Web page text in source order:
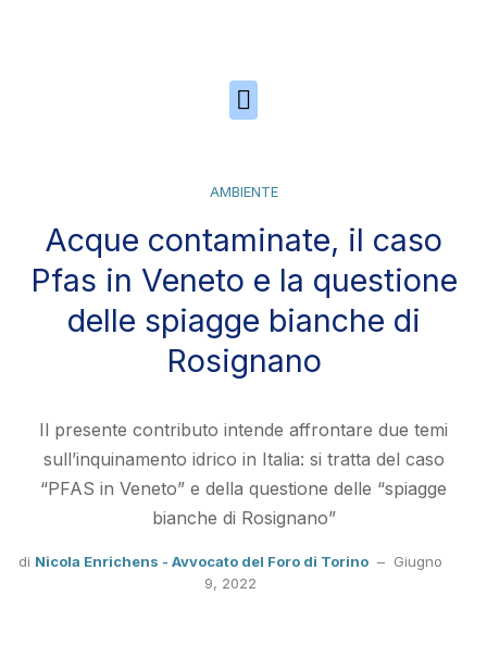
AMBIENTE
Acque contaminate, il caso
Pfas in Veneto e la questione
delle spiagge bianche di
Rosignano
Il presente contributo intende affrontare due temi
sull’inquinamento idrico in Italia: si tratta del caso
“PFAS in Veneto” e della questione delle “spiagge
bianche di Rosignano”
di Nicola Enrichens - Avvocato del Foro di Torino – Giugno
9, 2022